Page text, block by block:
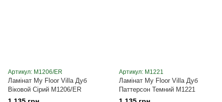
Артикул: M1206/ER
Ламінат My Floor Villa Дуб
Віковой Сірий M1206/ER
Артикул: M1221
Ламінат My Floor Villa Дуб
Паттерсон Темний M1221